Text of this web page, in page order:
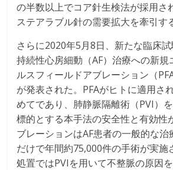
の半数以上でコア針生検法が採用さ
ステアラブル針の需要拡大を牽引す
さらに2020年5月8日、新たな臨床
持続性心房細動（AF）治療への新
ルスフィールドアブレーション（
が発表された。PFAがヒトに適用さ
めてであり、肺静脈隔離術（PVI）
標的とする本手法の安全性と有効性
ブレーションはAF患者の一般的な
だけで年間約75,000件の手術が実施
処置ではPVIを用いて不整脈の原因